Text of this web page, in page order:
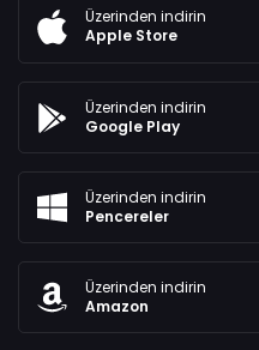
Üzerinden indirin
Apple Store
Üzerinden indirin
Google Play
Üzerinden indirin
Pencereler
Üzerinden indirin
Amazon